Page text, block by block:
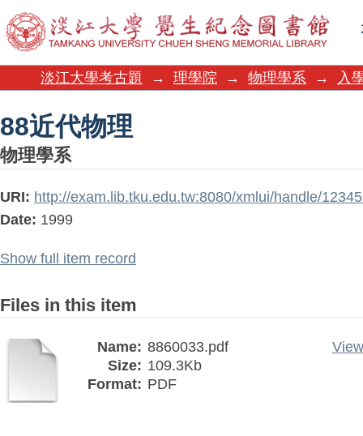
88近代物理
淡江大學考古題 → 理學院 → 物理學系 → 入
88近代物理
物理學系
URI: http://exam.lib.tku.edu.tw:8080/xmlui/handle/
Date: 1999
Show full item record
Files in this item
Name: 8860033.pdf
Size: 109.3Kb
Format: PDF